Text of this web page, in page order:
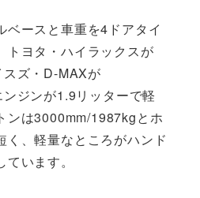
ベースと車重を4ドアタイ
トヨタ・ハイラックスが
ズ・D-MAXが
ジンが1.9リッターで軽
ンは3000mm/1987kgとホ
く、軽量なところがハンド
います。